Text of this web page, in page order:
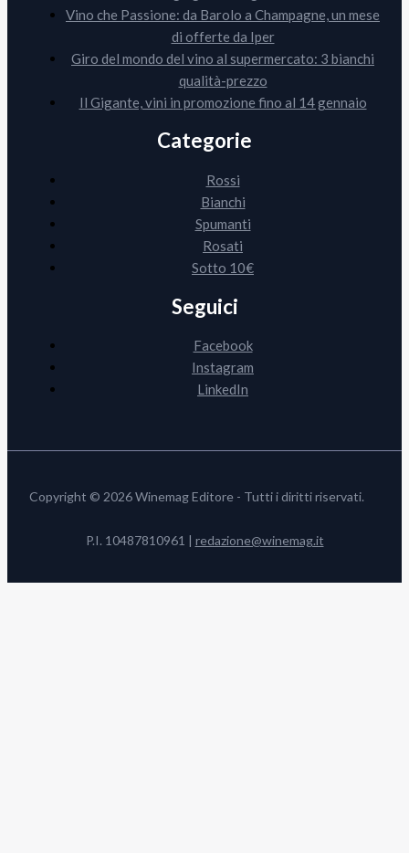
Vino che Passione: da Barolo a Champagne, un mese
di offerte da Iper
Giro del mondo del vino al supermercato: 3 bianchi
qualità-prezzo
Il Gigante, vini in promozione fino al 14 gennaio
Categorie
Rossi
Bianchi
Spumanti
Rosati
Sotto 10€
Seguici
Facebook
Instagram
LinkedIn
Copyright © 2026 Winemag Editore - Tutti i diritti riservati.
P.I. 10487810961 | redazione@winemag.it